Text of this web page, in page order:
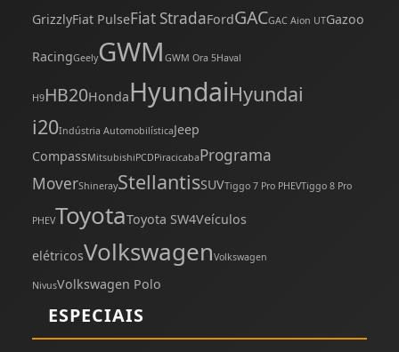
GrizzlyFiat PulseFiat StradaFordGACGAC Aion UTGazoo
RacingGeelyGWM GWM Ora 5Haval
H9HB20HondaHyundaiHyundai
i20Indústria AutomobilísticaJeep
CompassMitsubishiPCDPiracicabaPrograma
MoverShinerayStellantisSUVTiggo 7 Pro PHEVTiggo 8 Pro
PHEVToyotaToyota SW4Veículos
elétricosVolkswagenVolkswagen
NivusVolkswagen Polo
ESPECIAIS